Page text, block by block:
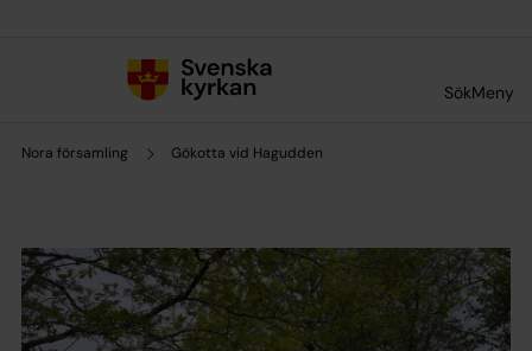
SökMeny
Nora församling Gökotta vid Hagudden